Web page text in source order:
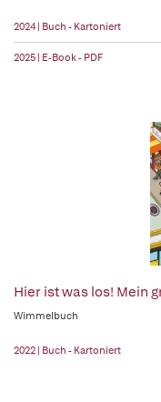
2024 | Buch - Kartoniert
2025 | E-Book - PDF
Hier ist was los! Mein
Wimmelbuch
2022 | Buch - Kartoniert